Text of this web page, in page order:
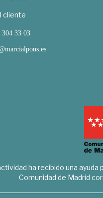
cliente
33 03
ha recibido una ayuda
Comunidad de Madrid